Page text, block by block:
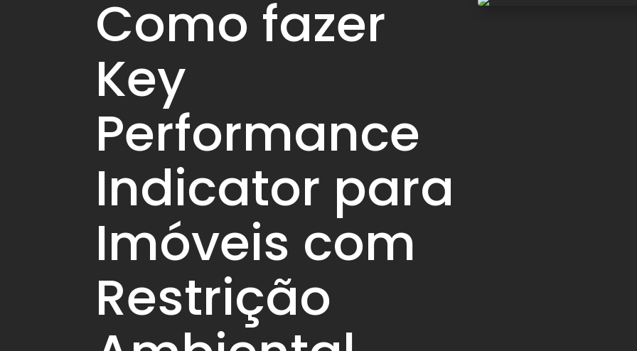
Como fazer
Key
Performance
Indicator para
Imóveis com
Restrição